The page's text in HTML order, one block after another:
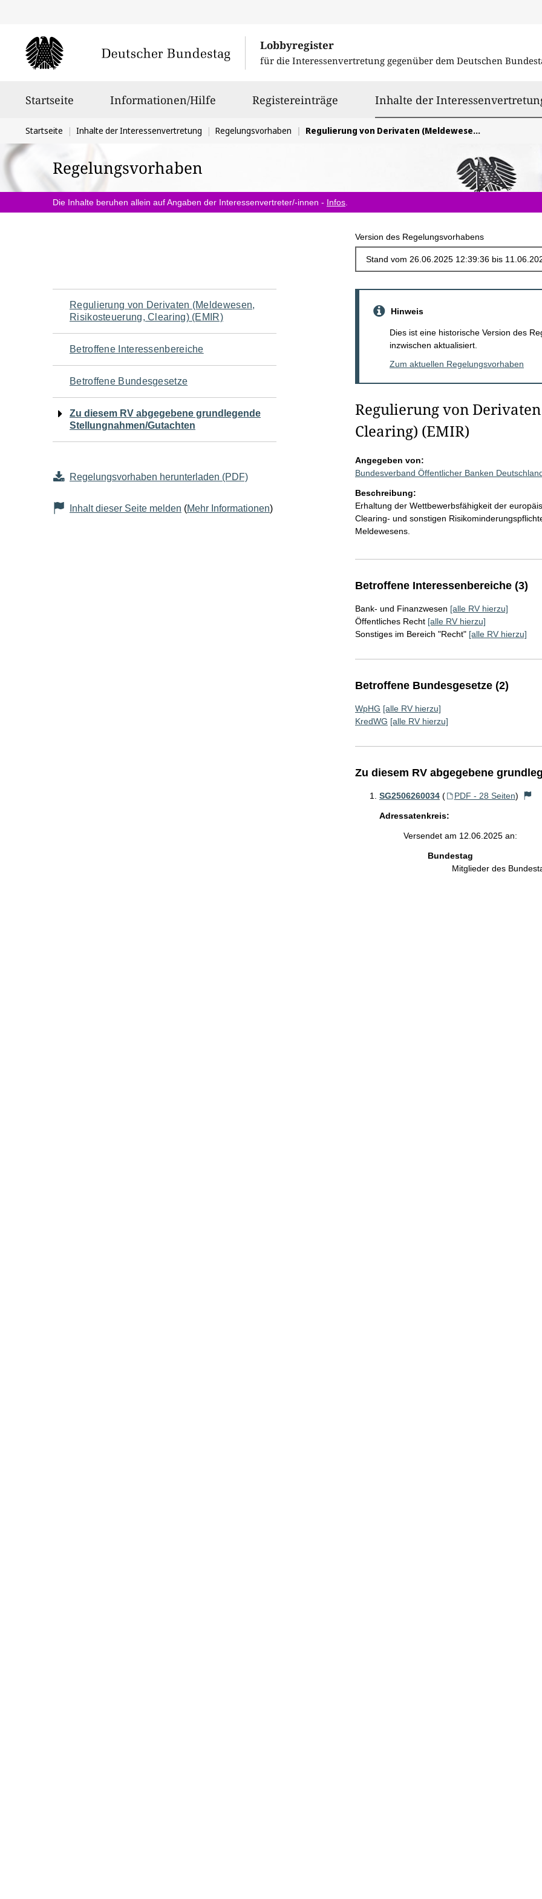
Lobbyregister
für die Interessenvertretung gegenüber dem Deutschen
Startseite Informationen/Hilfe Registereinträge Inhalte der
Sie
befinden
sich
hier:
Startseite Inhalte der Interessenvertretung Regelungsvorhaben Regulierung von Derivaten (Meldewesen, Risikosteuerung, Clearing) (EMIR)
Regelungsvorhaben
Die Inhalte beruhen allein auf Angaben der Interessenvertreter/-innen - Infos
Version des Regelungsvorhabens
Navigation
für
den
Seiteninhalt
Regulierung von Derivaten (Meldewesen,
Risikosteuerung, Clearing) (EMIR)
Betroffene Interessenbereiche
Betroffene Bundesgesetze
Zu diesem RV abgegebene grundlegende
Stellungnahmen/Gutachten
Regelungsvorhaben herunterladen (PDF)
Inhalt dieser Seite melden (Mehr Informationen)
Hinweis
Dies ist eine historische Version des
inzwischen aktualisiert.
Zum aktuellen Regelungsvorhaben
Regulierung von
Clearing) (EMIR)
Angegeben von:
Bundesverband Öffentlicher Banken
Beschreibung:
Erhaltung der Wettbewerbsfähigkeit der
Clearing- und sonstigen
Meldewesens.
Betroffene Interessenbereiche (3)
Bank- und Finanzwesen [alle RV hierzu]
Öffentliches Recht [alle RV hierzu]
Sonstiges im Bereich "Recht" [alle RV hierzu]
Betroffene Bundesgesetze (2)
WpHG [alle RV hierzu]
KredWG [alle RV hierzu]
Zu diesem RV abgegebene
SG2506260034 ( PDF - 28 Seiten)
Adressatenkreis:
Versendet am 12.06.2025 an:
Bundestag
Mitglieder des